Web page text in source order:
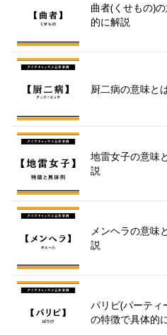
曲者(くせもの)
的に解説
厨二病の意味と
地雷女子の意味
説
メンヘラの意味
説
パリピ(パーティ
の特徴で具体的